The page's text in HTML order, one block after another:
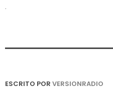
.
ESCRITO POR VERSIONRADIO